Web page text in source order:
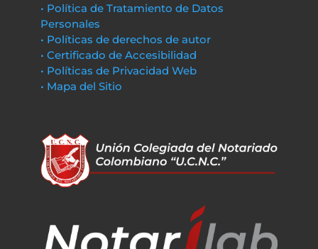
• Política de Tratamiento de Datos
Personales
• Políticas de derechos de autor
• Certificado de Accesibilidad
• Políticas de Privacidad Web
• Mapa del Sitio